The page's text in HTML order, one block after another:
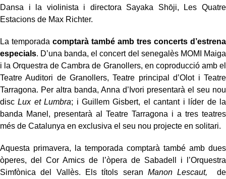
Dansa i la violinista i directora Sayaka Shōji, Les Quatre
Estacions de Max Richter.
La temporada comptarà també amb tres concerts d’estrena
especials. D’una banda, el concert del senegalès MOMI Maiga
i la Orquestra de Cambra de Granollers, en coproducció amb el
Teatre Auditori de Granollers, Teatre principal d’Olot i Teatre
Tarragona. Per altra banda, Anna d’Ivori presentarà el seu nou
discLux et Lumbra; i Guillem Gisbert, el cantant i líder de la
banda Manel, presentarà al Teatre Tarragona i a tres teatres
més de Catalunya en exclusiva el seu nou projecte en solitari.
Aquesta primavera, la temporada comptarà també amb dues
òperes, del Cor Amics de l’òpera de Sabadell i l’Orquestra
Simfònica del Vallès. Els títols seran Manon Lescaut,
de